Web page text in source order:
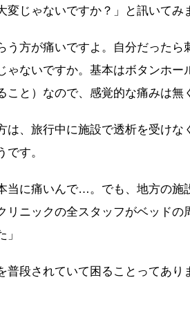
変じゃないですか？」と訊いてみ
う方が痛いですよ。自分だった
ゃないですか。基本はボタンホー
こと）なので、感覚的な痛みは無
は、旅行中に施設で透析を受けな
です。
当に痛いんで…。でも、地方の施
リニックの全スタッフがベッドの
普段されていて困ることってあ